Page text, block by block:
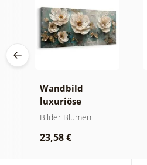
Wandbild
luxuriöse
blumenharmonie
Bilder Blumen
23,58 €